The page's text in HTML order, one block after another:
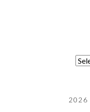
2026